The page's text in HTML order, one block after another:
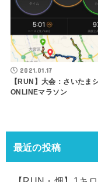
2021.01.17
【RUN】大会：さいたま
ONLINEマラソン
最近の投稿